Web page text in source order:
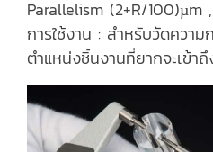
Parallelism (2+R/100)µm
การใช้งาน : สำหรับวัดความ
ตำแหน่งชิ้นงานที่ยากจะเข้า